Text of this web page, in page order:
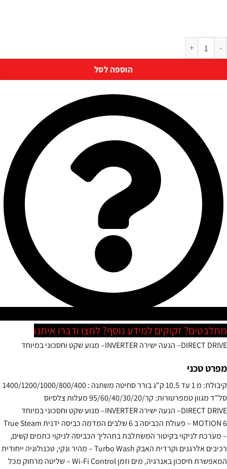
הוספה לסל
זקוקים למידע נוסף? לחצו ודברו איתנו
DIRECT– הנעה ישירהINVERTER– מנוע שקט וחסכוני במיוחד
טכני
קיבולת: מ 1 עד 10.5 ק"ג בורר סחיטה משתנה : 1400/1200/1000/800/400
קר/95/60/40/30/20 מעלות צלסיוס
DIRECT– הנעה ישירהINVERTER– מנוע שקט וחסכוני במיוחד
– פעולת הכביסה ב 6 שלבים המדמה כביסה ידנית True Steam
לניקוי בקיטור המשתלבת בתהליך הכביסה לניקוי כתמים קשים,
רכיבים אלרגנים וקרדית האבק Turbo Wash – מהיר ונקי, טכנולוגיה ייחודית
המאפשרת חיסכון באנרגיה, מים וזמן Wi-Fi Control – שליטה מרחוק מכל